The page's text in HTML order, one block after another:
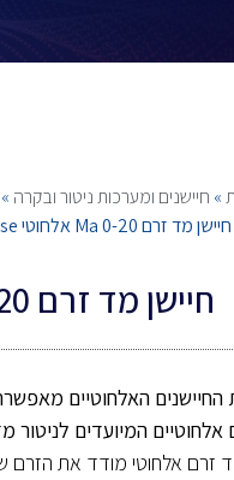
» חיישנים ומערכות ניטור ובקרה »
חיישן מד זרם Ma 0-20 אלחוטי Wise
חיישן מד זרם Ma 0-20 אלחוטי Wise
האלחוטיים
אלחוטיים המיועדים לניטור